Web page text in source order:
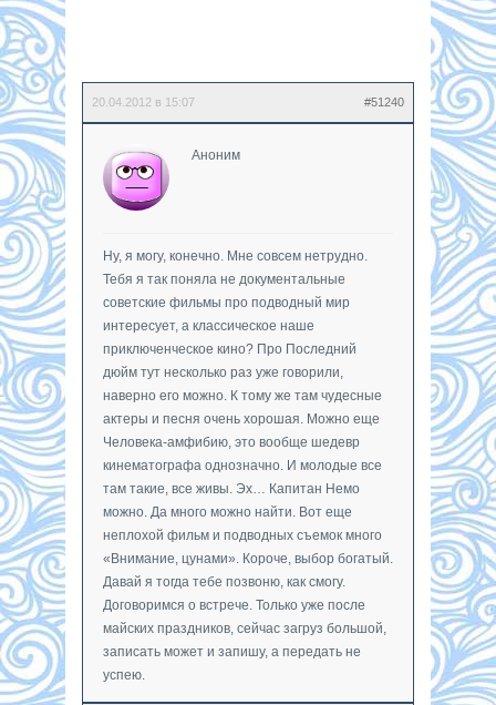
20.04.2012 в 15:07 #51240
Аноним
Ну, я могу, конечно. Мне совсем нетрудно.
Тебя я так поняла не документальные
советские фильмы про подводный мир
интересует, а классическое наше
приключенческое кино? Про Последний
дюйм тут несколько раз уже говорили,
наверно его можно. К тому же там чудесные
актеры и песня очень хорошая. Можно еще
Человека-амфибию, это вообще шедевр
кинематографа однозначно. И молодые все
там такие, все живы. Эх… Капитан Немо
можно. Да много можно найти. Вот еще
неплохой фильм и подводных съемок много
«Внимание, цунами». Короче, выбор богатый.
Давай я тогда тебе позвоню, как смогу.
Договоримся о встрече. Только уже после
майских праздников, сейчас загруз большой,
записать может и запишу, а передать не
успею.